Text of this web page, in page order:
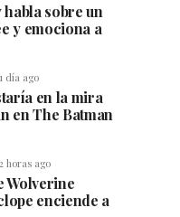
sobre un
y emociona a
1 día ago
en la mira
en The Batman
2 horas ago
Wolverine
enciende a